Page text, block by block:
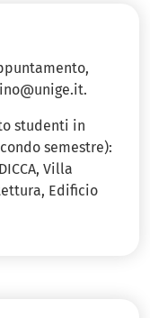
studenti in
semestre):
Villa
Edificio